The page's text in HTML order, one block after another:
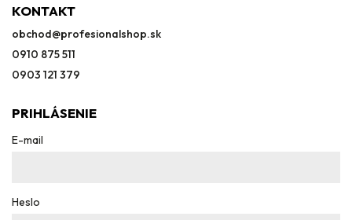
KONTAKT
obchod@profesionalshop.sk
0910 875 511
0903 121 379
PRIHLÁSENIE
E-mail
Heslo